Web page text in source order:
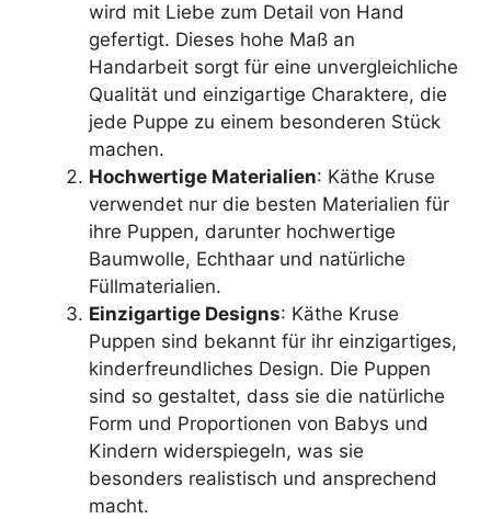
wird mit Liebe zum Detail von Hand
gefertigt. Dieses hohe Maß an
Handarbeit sorgt für eine unvergleichliche
Qualität und einzigartige Charaktere, die
jede Puppe zu einem besonderen Stück
machen.
Hochwertige Materialien: Käthe Kruse
verwendet nur die besten Materialien für
ihre Puppen, darunter hochwertige
Baumwolle, Echthaar und natürliche
Füllmaterialien.
Einzigartige Designs: Käthe Kruse
Puppen sind bekannt für ihr einzigartiges,
kinderfreundliches Design. Die Puppen
sind so gestaltet, dass sie die natürliche
Form und Proportionen von Babys und
Kindern widerspiegeln, was sie
besonders realistisch und ansprechend
macht.